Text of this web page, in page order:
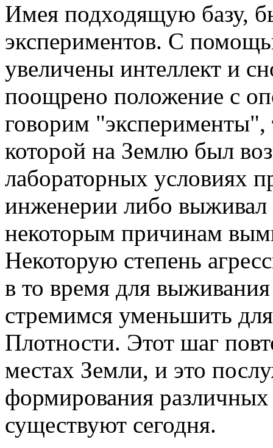
Имея подходящую базу,
экспериментов. С
увеличены интеллект и
поощрено положение с
говорим
которой на Землю был
лабораторных условиях
инженерии либо
некоторым причинам
Некоторую степень
в то время для
стремимся уменьшить
Плотности. Этот шаг
местах Земли, и это
формирования различных
существуют сегодня.